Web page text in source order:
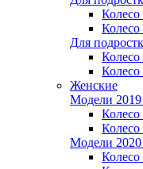
Колесо
Колесо
Для
Колесо
Колесо
Женскиe
Модели
Колесо
Колесо
Модели
Колесо